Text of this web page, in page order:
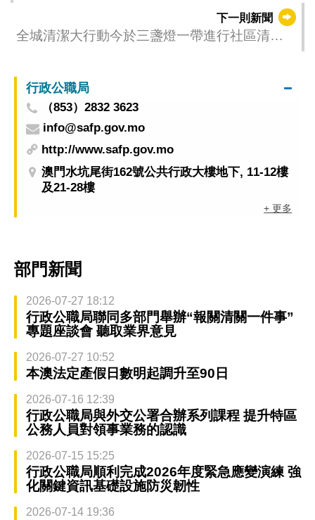
下一則新聞
全城清潔大行動今於三盞燈一帶進行社區清潔
行政公職局
（853）2832 3623
info@safp.gov.mo
http://www.safp.gov.mo
澳門水坑尾街162號公共行政大樓地下, 11-12樓
及21-28樓
+ 更多
部門新聞
2026-07-27 18:12
行政公職局聯同多部門舉辦“報關清關一件事”
專題座談會 聽取業界意見
2026-07-27 10:52
本澳法定產假日數明起調升至90日
2026-07-16 12:39
行政公職局與外交公署合辦系列課程 提升特區
公務人員對領事業務的認識
2026-07-15 15:25
行政公職局順利完成2026年度緊急應變演練 強
化關鍵資訊基礎設施防災韌性
2026-07-14 19:36